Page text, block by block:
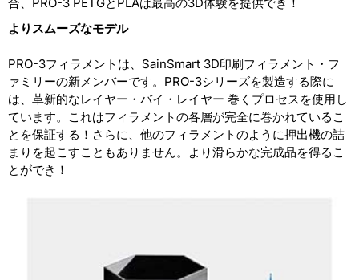
合、PRO-3 PETGとPLAは最高の3D体験を提供でき！
よりスムーズなモデル
PRO-3フィラメントは、SainSmart 3D印刷フィラメント・フ
ァミリーの新メンバーです。PRO-3シリーズを製造する際に
は、革新的なレイヤー・バイ・レイヤー 巻くプロセスを使用し
ています。これはフィラメントの各層が完全に巻かれているこ
とを保証する！さらに、他のフィラメントのように押出機の詰
まりを起こすこともありません。より滑らかな完成品を得るこ
とができ！